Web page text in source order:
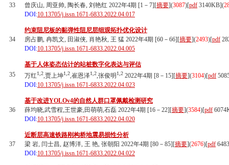
33
曾庆山, 周亚帅, 陶长春, 刘艳红 2022年4期 [1－7][摘要](3087)[pdf 3140KB](
DOI:10.13705/j.issn.1671-6833.2022.04.017
34
约束阻尼板的黏弹性阻尼层细观拓扑优化设计
房占鹏, 冉凯文, 田淑侠, 肖艳秋, 王 猛 2022年4期 [60－66][摘要](2493)[pdf
DOI:10.13705/j.issn.1671-6833.2022.04.005
35
基于人体姿态估计的站桩数字化表达与评估
万红1,2,贾上坤1,2,崔恩泽1,2,张俊明 1,2 2022年4期 [8－15][摘要](3104)[pdf
DOI:10.13705/j.issn.1671-6833.2022.04.023
36
基于改进YOLOv4的自然人群口罩佩戴检测研究
薛均晓,武雪程,王世豪,田萌萌,石磊 2022年4期 [16－22][摘要](3584)[pdf
DOI:10.13705/j.issn.1671-6833.2022.04.020
37
近断层高速铁路刚构桥地震易损性分析
梁 岩, 闫士昌, 赵博洋, 王 艳, 张朝阳 2022年4期 [80－85][摘要](2676)[pdf
DOI:10.13705/j.issn.1671-6833.2022.04.022